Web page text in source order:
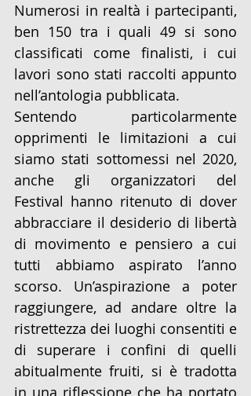
Numerosi in realtà i partecipanti,
ben 150 tra i quali 49 si sono
classificati come finalisti, i cui
lavori sono stati raccolti appunto
nell’antologia pubblicata.
Sentendo particolarmente
opprimenti le limitazioni a cui
siamo stati sottomessi nel 2020,
anche gli organizzatori del
Festival hanno ritenuto di dover
abbracciare il desiderio di libertà
di movimento e pensiero a cui
tutti abbiamo aspirato l’anno
scorso. Un’aspirazione a poter
raggiungere, ad andare oltre la
ristrettezza dei luoghi consentiti e
di superare i confini di quelli
abitualmente fruiti, si è tradotta